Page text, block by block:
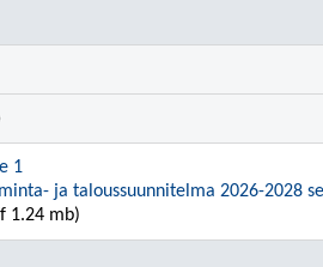
1
ja taloussuunnitelma 2026-2028
1.24 mb)